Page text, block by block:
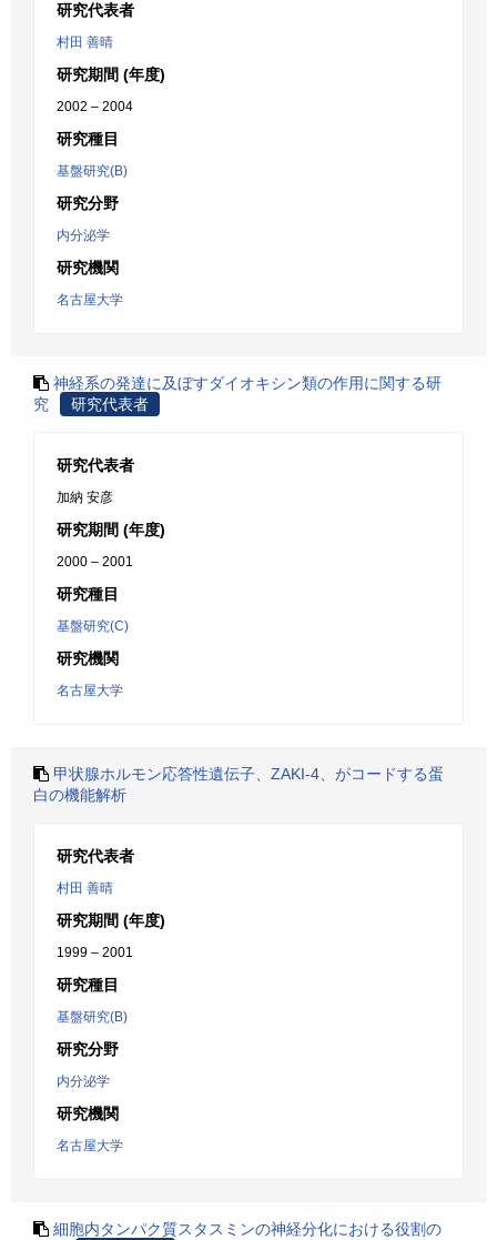
研究代表者
村田 善晴
研究期間 (年度)
2002 – 2004
研究種目
基盤研究(B)
研究分野
内分泌学
研究機関
名古屋大学
神経系の発達に及ぼすダイオキシン類の作用に関する研
究
研究代表者
研究代表者
加納 安彦
研究期間 (年度)
2000 – 2001
研究種目
基盤研究(C)
研究機関
名古屋大学
甲状腺ホルモン応答性遺伝子、ZAKI-4、がコードする蛋
白の機能解析
研究代表者
村田 善晴
研究期間 (年度)
1999 – 2001
研究種目
基盤研究(B)
研究分野
内分泌学
研究機関
名古屋大学
細胞内タンパク質スタスミンの神経分化における役割の